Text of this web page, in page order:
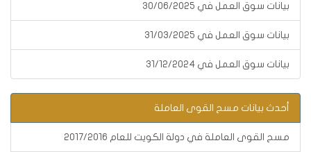
بيانات سوق العمل في 30/06/2025
بيانات سوق العمل في 31/03/2025
بيانات سوق العمل في 31/12/2024
أحدث بيانات مسح القوى العاملة
مسح القوى العاملة في دولة الكويت للعام 2017/2016